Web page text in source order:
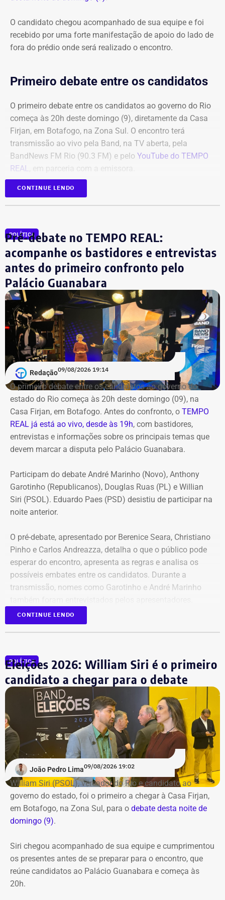
O candidato chegou acompanhado de sua equipe e foi
recebido por uma forte manifestação de apoio do lado de
fora do prédio onde será realizado o encontro.
Primeiro debate entre os candidatos
O primeiro debate entre os candidatos ao governo do Rio
começa às 20h deste domingo (9), diretamente da Casa
Firjan, em Botafogo, na Zona Sul. O encontro terá
transmissão ao vivo pela Band, na TV aberta, pela
BandNews FM Rio (90.3 FM) e pelo YouTube do TEMPO
REAL , em parceria com a emissora.
Garotinho (Republicanos), Douglas Ruas (PL) e Willian
na noite anterior que não iria comparecer.
O público também poderá acompanhar a cobertura
especial do TEMPO REAL pelo Instagram do portal, com
transmissão e atualizações nos Stories. Estamos ao vivo
com o pré-debate desde às 19h.Acompanhe pelo link.
CONTINUE LENDO
POLÍTICA
Pré-debate no TEMPO REAL:
acompanhe os bastidores e entrevistas
antes do primeiro confronto pelo
Palácio Guanabara
Redação09/08/2026 19:14
O primeiro debate entre os candidatos ao governo do
estado do Rio começa às 20h deste domingo (09), na
Casa Firjan, em Botafogo. Antes do confronto, o TEMPO
REAL já está ao vivo, desde às 19h, com bastidores,
entrevistas e informações sobre os principais temas que
devem marcar a disputa pelo Palácio Guanabara.
Participam do debate André Marinho (Novo), Anthony
Garotinho (Republicanos), Douglas Ruas (PL) e Willian
Siri (PSOL). Eduardo Paes (PSD) desistiu de participar na
noite anterior.
O pré-debate, apresentado por Berenice Seara, Christiano
Pinho e Carlos Andreazza, detalha o que o público pode
esperar do encontro, apresenta as regras e analisa os
possíveis embates entre os candidatos. Durante a
transmissão, nomes como Garotinho e André Marinho
Acompanhe a cobertura especial pelo YouTube e
CONTINUE LENDO
POLÍTICA
Eleições 2026: William Siri é o primeiro
candidato a chegar para o debate
João Pedro Lima09/08/2026 19:02
William Siri (PSOL), vereador do Rio e candidato ao
governo do estado, foi o primeiro a chegar à Casa Firjan,
em Botafogo, na Zona Sul, para o debate desta noite de
domingo (9).
Siri chegou acompanhado de sua equipe e cumprimentou
os presentes antes de se preparar para o encontro, que
reúne candidatos ao Palácio Guanabara e começa às
20h.